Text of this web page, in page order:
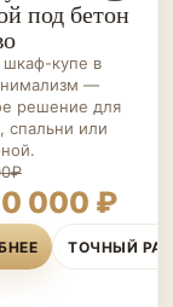
под бетон
купе в
—
решение для
спальни или
000 ₽
ТОЧНЫЙ